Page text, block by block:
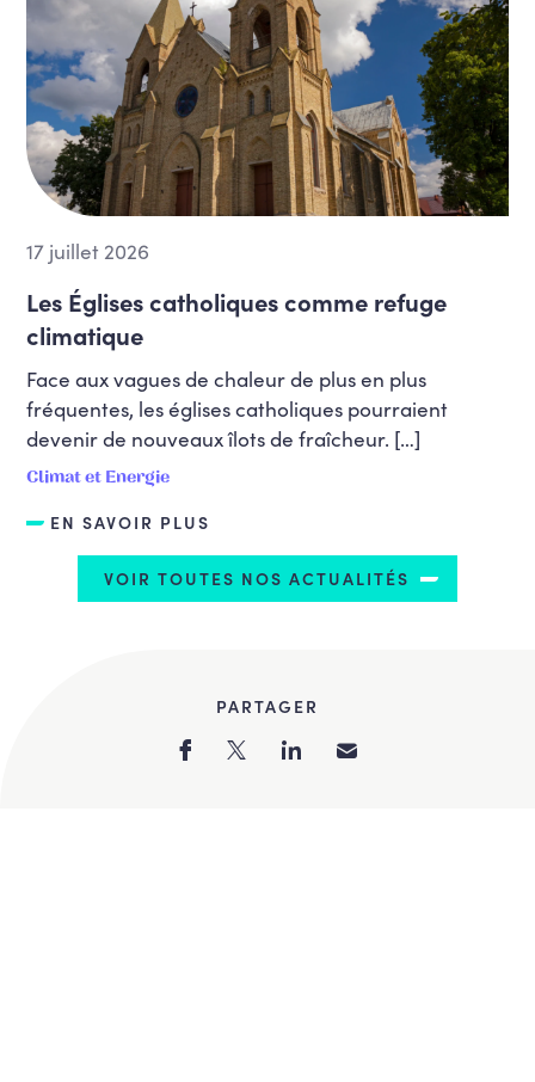
17 juillet 2026
Les Églises catholiques comme refuge
climatique
Face aux vagues de chaleur de plus en plus
fréquentes, les églises catholiques pourraient
devenir de nouveaux îlots de fraîcheur. […]
Climat et Energie
EN SAVOIR PLUS
VOIR TOUTES NOS ACTUALITÉS
PARTAGER